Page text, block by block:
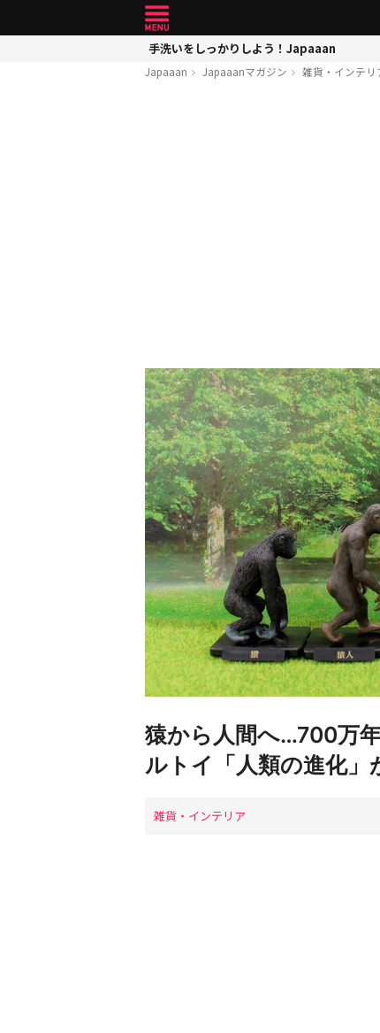
手洗いをしっかりしよう！Japaaan
Japaaan Japaaanマガジン 雑貨・インテリ
猿から人間へ…700万
ルトイ「人類の進化」
雑貨・インテリア